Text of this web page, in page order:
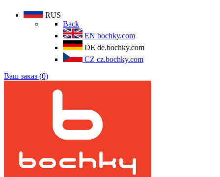
RUS
Back
EN bochky.com
DE de.bochky.com
CZ cz.bochky.com
Ваш заказ (0)